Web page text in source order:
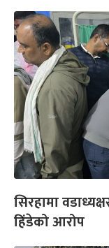
सिरहामा
हिंडेको आरोप